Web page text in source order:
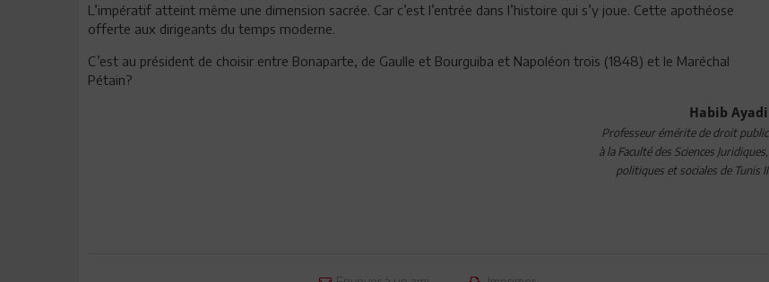
L’impératif atteint même une dimension sacrée. Car c’est l’entrée dans l’histoire qui s’y joue. Cette apothéose
offerte aux dirigeants du temps moderne.
C’est au président de choisir entre Bonaparte, de Gaulle et Bourguiba et Napoléon trois (1848) et le Maréchal
Pétain?
Habib Ayadi
Professeur émérite de droit public
à la Faculté des Sciences Juridiques,
politiques et sociales de Tunis II